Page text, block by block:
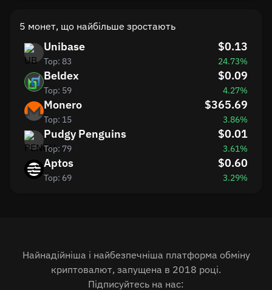
5 монет, що найбільше зростають
Unibase
Top: 83
$0.13
24.73%
Beldex
Top: 59
$0.09
4.27%
Monero
Top: 15
$365.69
3.86%
Pudgy Penguins
Top: 79
$0.01
3.61%
Aptos
Top: 69
$0.60
3.29%
Найнадійніша і найбезпечніша платформа обміну
криптовалют, запущена в 2018 році.
Підписуйтесь на нас: